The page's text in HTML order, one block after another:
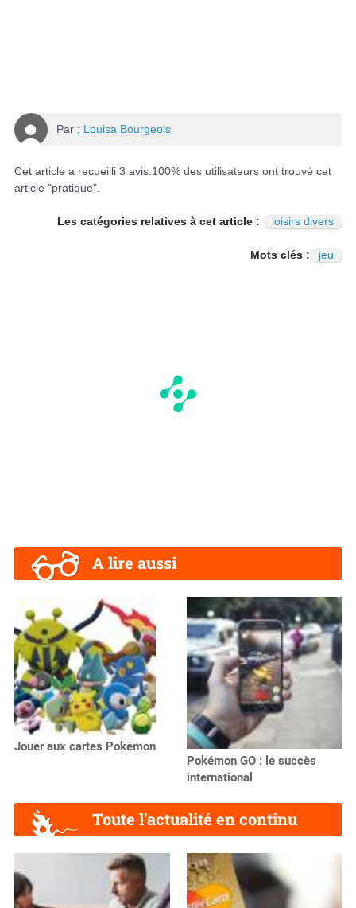
Par : Louisa Bourgeois
Cet article a recueilli 3 avis. 100% des utilisateurs ont trouvé cet
article "pratique".
Les catégories relatives à cet article : loisirs divers
Mots clés : jeu
A lire aussi
Jouer aux cartes Pokémon
Pokémon GO : le succès
international
Toute l'actualité en continu